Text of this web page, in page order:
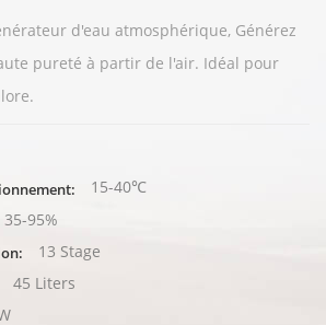
d'eau atmosphérique, Générez
pureté à partir de l'air. Idéal pour
15-40℃
35-95%
13 Stage
45 Liters